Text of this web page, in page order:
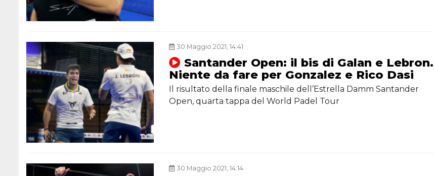
30 Maggio 2021, 14:41
Santander Open: il bis di Galan e Lebron.
Niente da fare per Gonzalez e Rico Dasi
Il risultato della finale maschile dell’Estrella Damm Santander
Open, quarta tappa del World Padel Tour
30 Maggio 2021, 14:14